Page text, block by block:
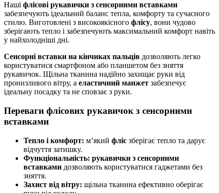
Наші флісові рукавички з сенсорними вставками
забезпечують ідеальний баланс тепла, комфорту та сучасного
стилю. Виготовлені з високоякісного флісу, вони чудово
зберігають тепло і забезпечують максимальний комфорт навіть
у найхолодніші дні.
Сенсорні вставки на кінчиках пальців дозволяють легко
користуватися смартфоном або планшетом без зняття
рукавичок. Щільна тканина надійно захищає руки від
пронизливого вітру, а еластичний манжет забезпечує
ідеальну посадку та не сповзає з руки.
Переваги флісових рукавичок з сенсорними
вставками
Тепло і комфорт: м’який фліс зберігає тепло та дарує
відчуття затишку.
Функціональність: рукавички з сенсорними
вставками дозволяють користуватися гаджетами без
зняття.
Захист від вітру: щільна тканина ефективно оберігає